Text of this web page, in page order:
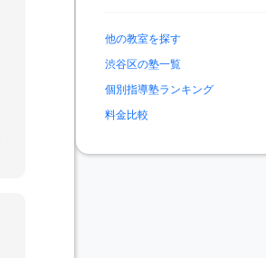
他の教室を探す
渋谷区の塾一覧
個別指導塾ランキング
料金比較